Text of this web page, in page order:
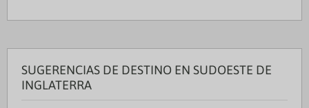
SUGERENCIAS DE DESTINO EN SUDOESTE DE
INGLATERRA